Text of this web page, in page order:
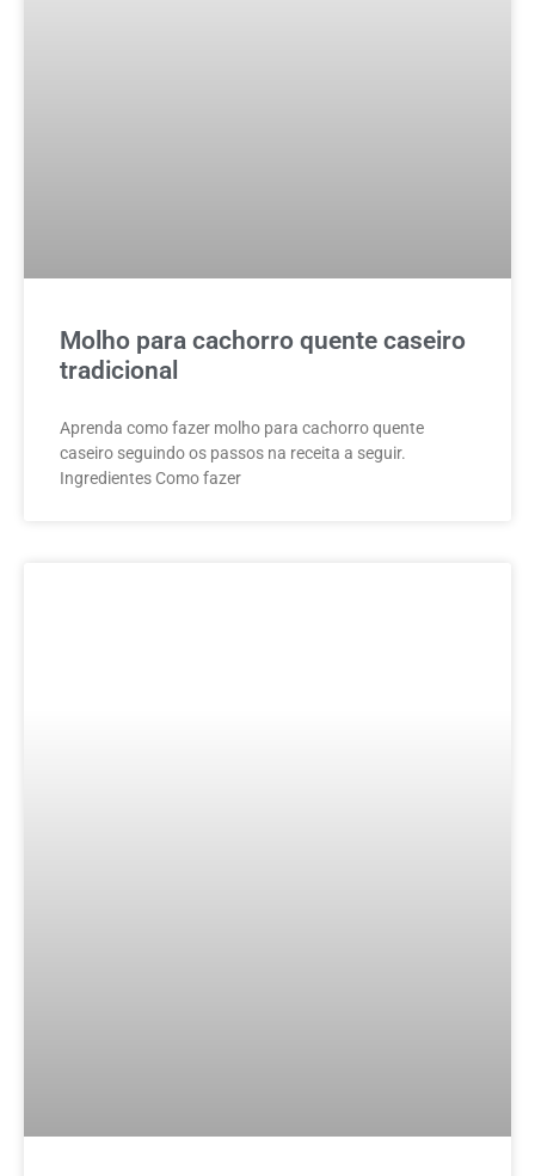
Molho para cachorro quente caseiro
tradicional
Aprenda como fazer molho para cachorro quente
caseiro seguindo os passos na receita a seguir.
Ingredientes Como fazer